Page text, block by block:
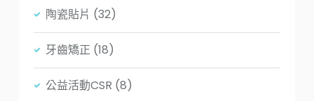
陶瓷貼片 (32)
牙齒矯正 (18)
公益活動CSR (8)